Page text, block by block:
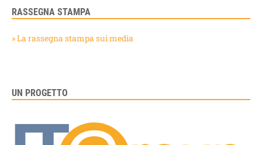
RASSEGNA STAMPA
» La rassegna stampa sui media
UN PROGETTO